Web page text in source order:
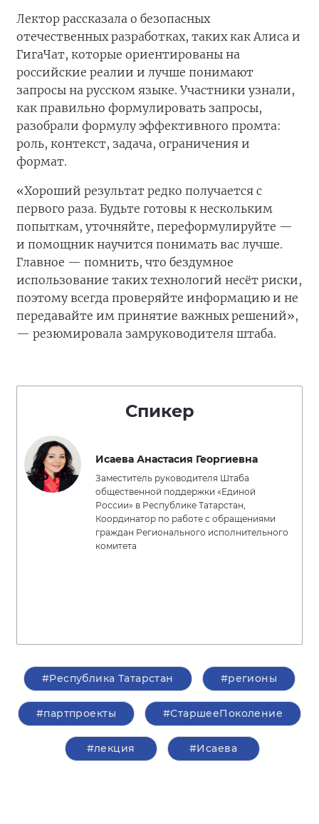
Лектор рассказала о безопасных
отечественных разработках, таких как Алиса и
ГигаЧат, которые ориентированы на
российские реалии и лучше понимают
запросы на русском языке. Участники узнали,
как правильно формулировать запросы,
разобрали формулу эффективного промта:
роль, контекст, задача, ограничения и
формат.
«Хороший результат редко получается с
первого раза. Будьте готовы к нескольким
попыткам, уточняйте, переформулируйте —
и помощник научится понимать вас лучше.
Главное — помнить, что бездумное
использование таких технологий несёт риски,
поэтому всегда проверяйте информацию и не
передавайте им принятие важных решений»,
— резюмировала замруководителя штаба.
Спикер
Исаева Анастасия Георгиевна
Заместитель руководителя Штаба
общественной поддержки «Единой
России» в Республике Татарстан,
Координатор по работе с обращениями
граждан Регионального исполнительного
комитета
#Республика Татарстан #регионы
#партпроекты #СтаршееПоколение
#лекция #Исаева